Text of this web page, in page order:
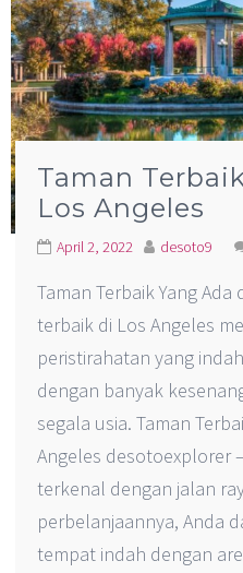
Taman
Los Angeles
April 2, 2022 desoto9
Taman Terbaik Yang Ada
terbaik di Los Angeles
peristirahatan yang
dengan banyak
segala usia. Taman
Angeles desotoexplorer
terkenal dengan jalan
perbelanjaannya, Anda
tempat indah dengan